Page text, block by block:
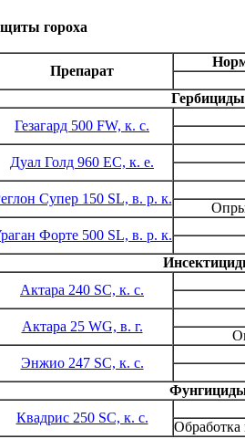
гороха
Препарат
Гербициды
Гезагард 500 FW, к. с.
Дуал Голд 960 ЕС, к. е.
Супер 150 SL, в. р. к.
Форте 500 SL, в. р. к.
Актара 240 SC, к. с.
Актара 25 WG, в. г.
Энжио 247 SC, к. с.
Квадрис 250 SC, к. с.
Обработка